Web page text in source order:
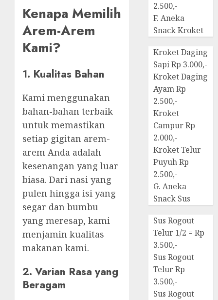
Kenapa Memilih
Arem-Arem
Kami?
1. Kualitas Bahan
Kami menggunakan
bahan-bahan terbaik
untuk memastikan
setiap gigitan arem-
arem Anda adalah
kesenangan yang luar
biasa. Dari nasi yang
pulen hingga isi yang
segar dan bumbu
yang meresap, kami
menjamin kualitas
makanan kami.
2. Varian Rasa yang
Beragam
2.500,-
F. Aneka
Snack Kroket
Kroket Daging
Sapi Rp 3.000,-
Kroket Daging
Ayam Rp
2.500,-
Kroket
Campur Rp
2.000,-
Kroket Telur
Puyuh Rp
2.500,-
G. Aneka
Snack Sus
Sus Rogout
Telur 1/2 = Rp
3.500,-
Sus Rogout
Telur Rp
3.500,-
Sus Rogout